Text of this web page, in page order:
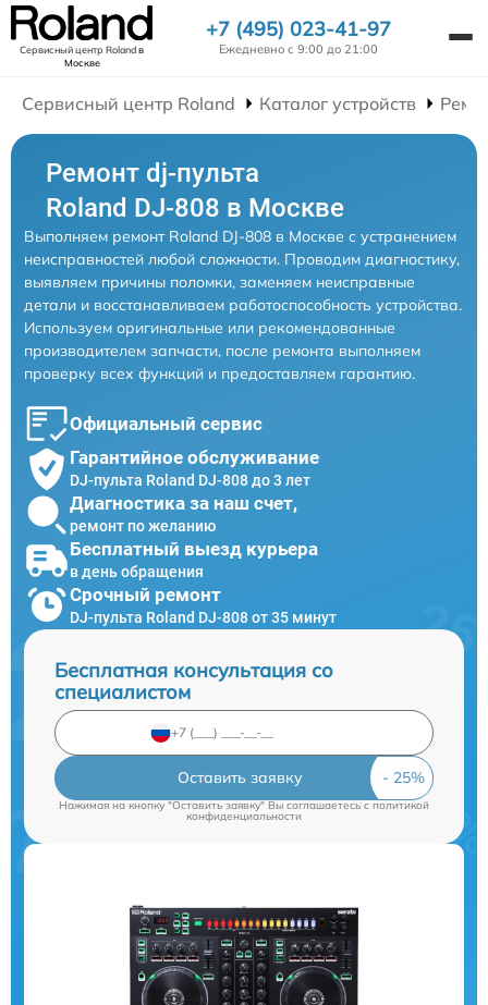
Сервисный центр Rolandв
Москве
+7 (495) 023-41-97
Ежедневно с 9:00 до 21:00
Сервисный центр Roland Каталог устройств
Ремонт dj-пульта
Roland DJ-808 в Москве
Выполняем ремонт Roland DJ-808 в Москве с устранением
неисправностей любой сложности. Проводим диагностику,
выявляем причины поломки, заменяем неисправные
детали и восстанавливаем работоспособность устройства.
Используем оригинальные или рекомендованные
производителем запчасти, после ремонта выполняем
проверку всех функций и предоставляем гарантию.
Официальный сервис
Гарантийное обслуживание
DJ-пульта Roland DJ-808 до 3 лет
Диагностика за наш счет,
ремонт по желанию
Бесплатный выезд курьера
в день обращения
Срочный ремонт
DJ-пульта Roland DJ-808 от 35 минут
Бесплатная консультация со
специалистом
Оставить заявку
Нажимая на кнопку "Оставить заявку" Вы соглашаетесь cполитикой
конфиденциальности